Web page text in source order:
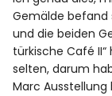
Gemälde befand
und die beiden
türkische Café
selten, darum
Marc Ausstellung